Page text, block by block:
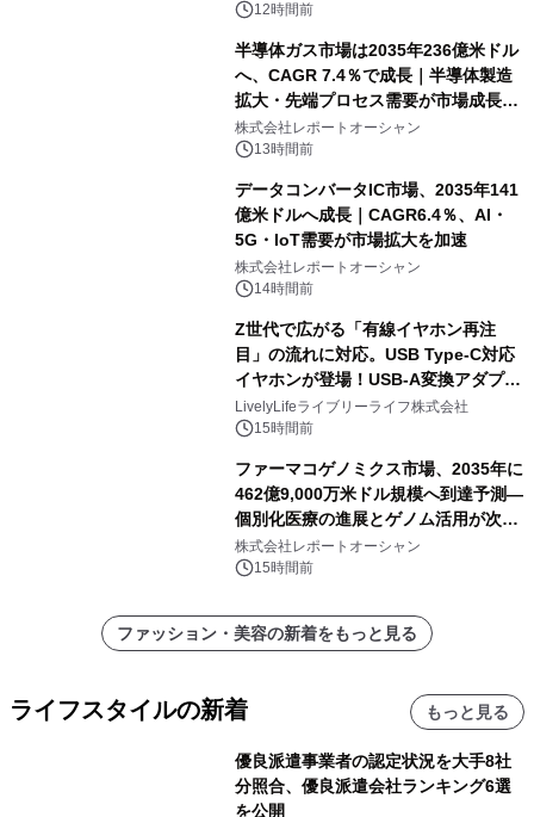
12時間前
半導体ガス市場は2035年236億米ドル
へ、CAGR 7.4％で成長｜半導体製造
拡大・先端プロセス需要が市場成長を
加速
株式会社レポートオーシャン
13時間前
データコンバータIC市場、2035年141
億米ドルへ成長｜CAGR6.4％、AI・
5G・IoT需要が市場拡大を加速
株式会社レポートオーシャン
14時間前
Z世代で広がる「有線イヤホン再注
目」の流れに対応。USB Type-C対応
イヤホンが登場！USB-A変換アダプタ
ー付きでスマホからパソコンまで幅広
く活用可能
LivelyLifeライブリーライフ株式会社
15時間前
ファーマコゲノミクス市場、2035年に
462億9,000万米ドル規模へ到達予測―
個別化医療の進展とゲノム活用が次世
代ヘルスケア投資を加速
株式会社レポートオーシャン
15時間前
ファッション・美容の新着をもっと見る
ライフスタイルの新着 もっと見る
優良派遣事業者の認定状況を大手8社
分照合、優良派遣会社ランキング6選
を公開